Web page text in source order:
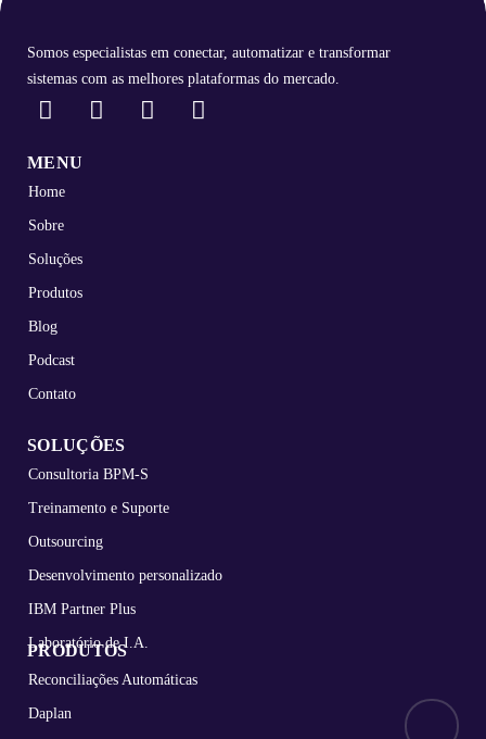
Somos especialistas em conectar, automatizar e transformar
sistemas com as melhores plataformas do mercado.
MENU
Home
Sobre
Soluções
Produtos
Blog
Podcast
Contato
SOLUÇÕES
Consultoria BPM-S
Treinamento e Suporte
Outsourcing
Desenvolvimento personalizado
IBM Partner Plus
Laboratório de I.A.
PRODUTOS
Reconciliações Automáticas
Daplan